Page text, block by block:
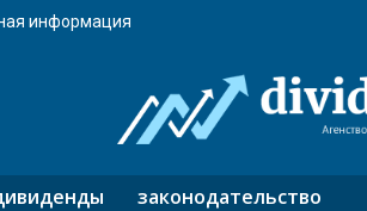
информация
агентство
финансовых
законодательство